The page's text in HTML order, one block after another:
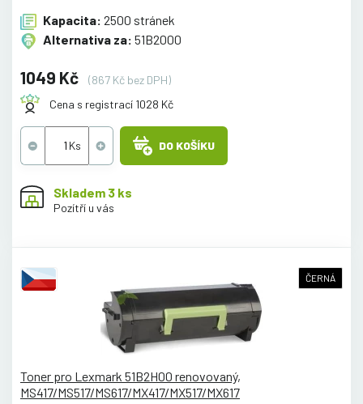
Kapacita: 2500 stránek
Alternativa za: 51B2000
1049 Kč
(867 Kč bez DPH)
Cena s registrací 1028 Kč
DO KOŠÍKU
Skladem 3 ks
Pozítří u vás
ČERNÁ
Toner pro Lexmark 51B2H00 renovovaný,
MS417/MS517/MS617/MX417/MX517/MX617